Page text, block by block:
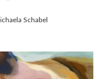
Schabel